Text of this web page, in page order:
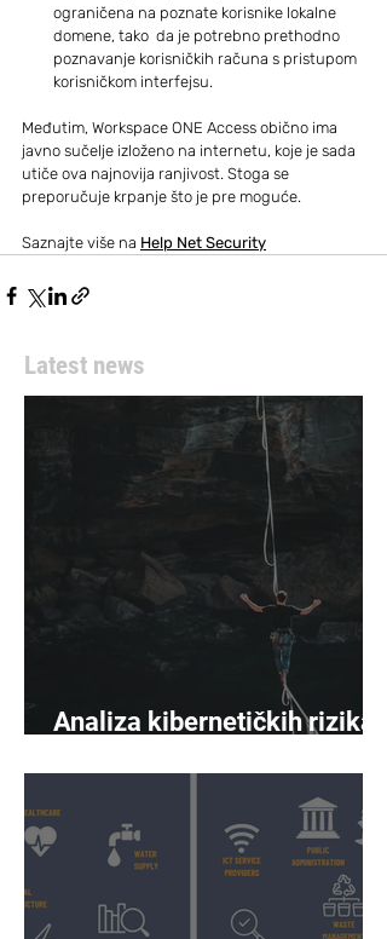
ograničena na poznate korisnike lokalne
domene, tako  da je potrebno prethodno
poznavanje korisničkih računa s pristupom
korisničkom interfejsu.
Međutim, Workspace ONE Access obično ima
javno sučelje izloženo na internetu, koje je sada
utiče ova najnovija ranjivost. Stoga se
preporučuje krpanje što je pre moguće.
Saznajte više na Help Net Security
Latest news
Analiza kibernetičkih rizika